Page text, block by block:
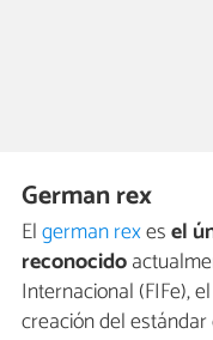
German rex
Elgerman rexesel
reconocido
Internacional (FIFe),
creación del